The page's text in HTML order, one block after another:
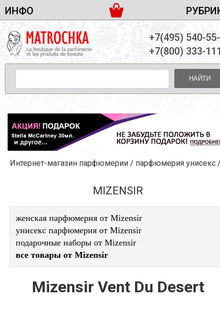
ИНФО
ДОСТАВКА И ОПЛАТА
ПАРТНЕРСТВО
КОНТАКТЫ
ЖЕНСКАЯ ПАРФЮМЕРИЯ
МУЖСКАЯ ПАРФЮМЕРИЯ
УНИСЕКС ПАРФЮМЕРИЯ
ЖЕНСКИЕ НАБОРЫ
МУЖСКИЕ НАБОРЫ
УНИСЕКС НАБОРЫ
УХОД ЗА ЛИЦОМ
УХОД ЗА ТЕЛОМ
ДЕКОРАТИВНАЯ КОСМЕТИКА
+7(495) 540-
+7(800) 333-
НАЙТИ
Интернет-магазин парфюмерии / парфюмерия унисекс
MIZENSIR
женская парфюмерия от Mizensir
унисекс парфюмерия от Mizensir
подарочные наборы от Mizensir
все товары от Mizensir
Mizensir Vent Du Desert